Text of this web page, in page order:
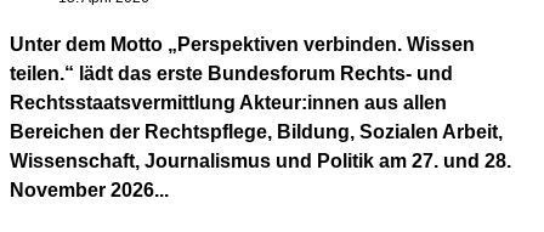
Unter dem Motto „Perspektiven verbinden. Wissen
teilen.“ lädt das erste Bundesforum Rechts- und
Rechtsstaatsvermittlung Akteur:innen aus allen
Bereichen der Rechtspflege, Bildung, Sozialen Arbeit,
Wissenschaft, Journalismus und Politik am 27. und 28.
November 2026...